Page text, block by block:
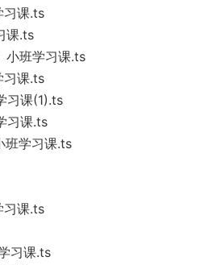
习课.ts
课.ts
小班学习课.ts
习课.ts
习课(1).ts
习课.ts
班学习课.ts
习课.ts
习课.ts